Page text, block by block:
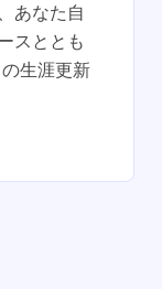
あなた自
スととも
生涯更新